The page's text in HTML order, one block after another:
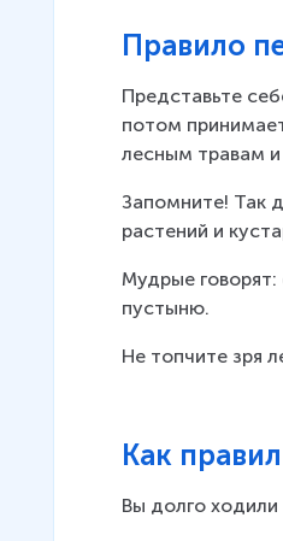
Правило
Представьте
потом
лесным травам
Запомните! Так
растений и
Мудрые
пустыню.
Не топчите зря
Как
Вы долго ходили